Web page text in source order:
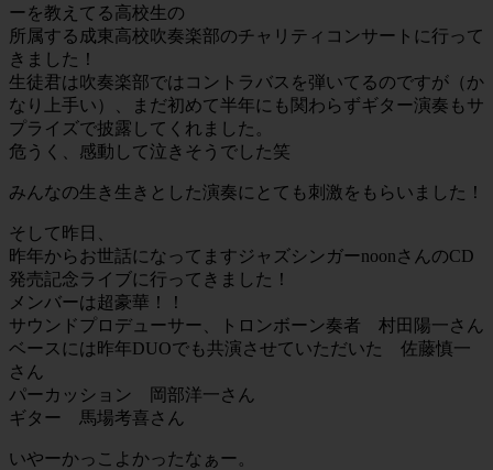
ーを教えてる高校生の
所属する成東高校吹奏楽部のチャリティコンサートに行って
きました！
生徒君は吹奏楽部ではコントラバスを弾いてるのですが（か
なり上手い）、まだ初めて半年にも関わらずギター演奏もサ
プライズで披露してくれました。
危うく、感動して泣きそうでした笑
みんなの生き生きとした演奏にとても刺激をもらいました！
そして昨日、
昨年からお世話になってますジャズシンガーnoonさんのCD
発売記念ライブに行ってきました！
メンバーは超豪華！！
サウンドプロデューサー、トロンボーン奏者 村田陽一さん
ベースには昨年DUOでも共演させていただいた 佐藤慎一
さん
パーカッション 岡部洋一さん
ギター 馬場考喜さん
いやーかっこよかったなぁー。